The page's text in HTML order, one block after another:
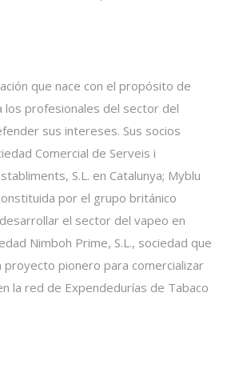
que nace con el propósito de
profesionales del sector del
sus intereses. Sus socios
Comercial de Serveis i
S.L. en Catalunya; Myblu
por el grupo británico
el sector del vapeo en
Nimboh Prime, S.L., sociedad que
proyecto pionero para comercializar
la red de Expendedurías de Tabaco